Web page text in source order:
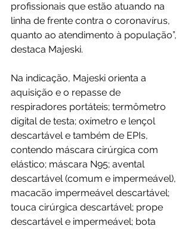
profissionais que estão atuando na
linha de frente contra o coronavírus,
quanto ao atendimento à população”,
destaca Majeski.
Na indicação, Majeski orienta a
aquisição e o repasse de
respiradores portáteis; termômetro
digital de testa; oxímetro e lençol
descartável e também de EPIs,
contendo máscara cirúrgica com
elástico; máscara N95; avental
descartável (comum e impermeável),
macacão impermeável descartável;
touca cirúrgica descartável; prope
descartável e impermeável; bota